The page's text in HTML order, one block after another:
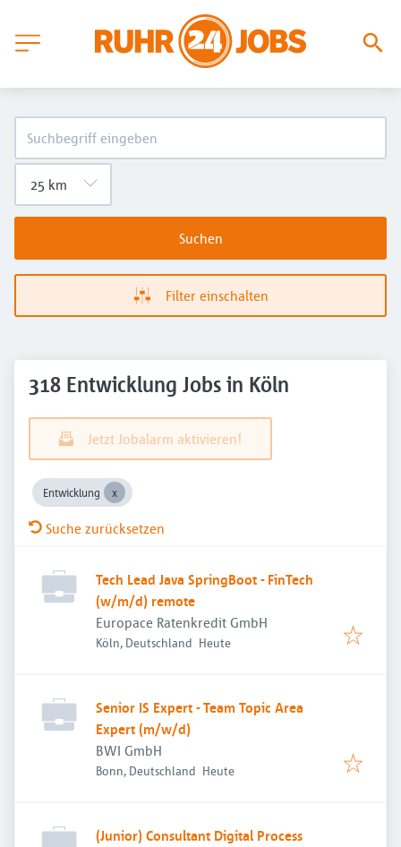
Suchen
Filter einschalten
318 Entwicklung Jobs in Köln
Jetzt Jobalarm aktivieren!
Entwicklung
Suche zurücksetzen
Tech Lead Java SpringBoot - FinTech
(w/m/d) remote
Europace Ratenkredit GmbH
Köln, Deutschland Veröffentlicht
Heute
Senior IS Expert - Team Topic Area
Expert (m/w/d)
BWI GmbH
Bonn, Deutschland Veröffentlicht
Heute
(Junior) Consultant Digital Process